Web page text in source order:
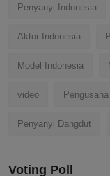
Penyanyi Indonesia
Aktor Indonesia
Model Indonesia
video Pengusaha
Penyanyi Dangdut
Voting Poll